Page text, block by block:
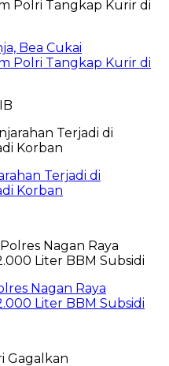
Bea Cukai
Polri Tangkap Kurir di
Terjadi di
Korban
Nagan Raya
Liter BBM Subsidi